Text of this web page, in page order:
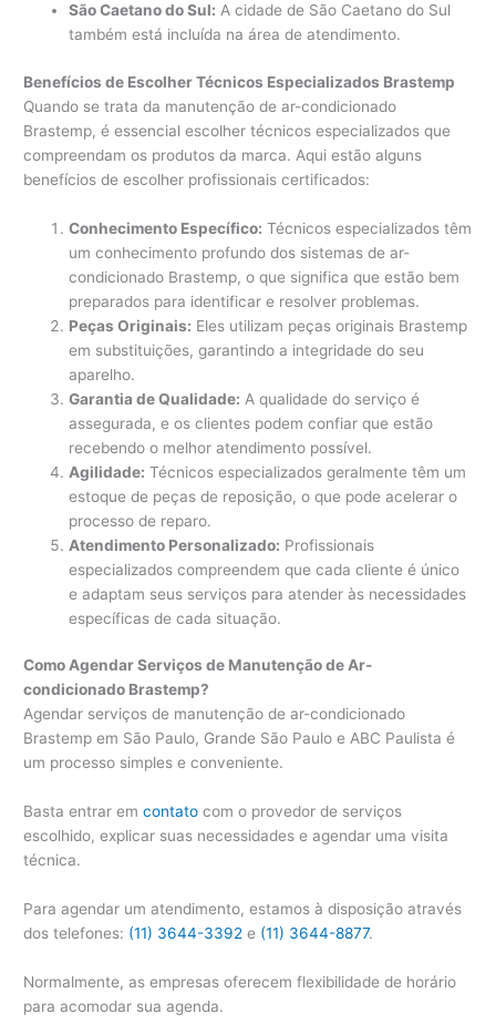
São Caetano do Sul: A cidade de São Caetano do Sul
também está incluída na área de atendimento.
Benefícios de Escolher Técnicos Especializados Brastemp
Quando se trata da manutenção de ar-condicionado
Brastemp, é essencial escolher técnicos especializados que
compreendam os produtos da marca. Aqui estão alguns
benefícios de escolher profissionais certificados:
Conhecimento Específico: Técnicos especializados têm
um conhecimento profundo dos sistemas de ar-
condicionado Brastemp, o que significa que estão bem
preparados para identificar e resolver problemas.
Peças Originais: Eles utilizam peças originais Brastemp
em substituições, garantindo a integridade do seu
aparelho.
Garantia de Qualidade: A qualidade do serviço é
assegurada, e os clientes podem confiar que estão
recebendo o melhor atendimento possível.
Agilidade: Técnicos especializados geralmente têm um
estoque de peças de reposição, o que pode acelerar o
processo de reparo.
Atendimento Personalizado: Profissionais
especializados compreendem que cada cliente é único
e adaptam seus serviços para atender às necessidades
específicas de cada situação.
Como Agendar Serviços de Manutenção de Ar-
condicionado Brastemp?
Agendar serviços de manutenção de ar-condicionado
Brastemp em São Paulo, Grande São Paulo e ABC Paulista é
um processo simples e conveniente.
Basta entrar emcontato com o provedor de serviços
escolhido, explicar suas necessidades e agendar uma visita
técnica.
Para agendar um atendimento, estamos à disposição através
dos telefones: (11) 3644-3392 e (11) 3644-8877.
Normalmente, as empresas oferecem flexibilidade de horário
para acomodar sua agenda.